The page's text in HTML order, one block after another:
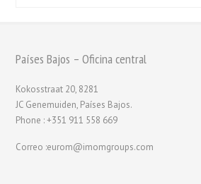
Países Bajos – Oficina central
Kokosstraat 20, 8281
JC Genemuiden, Países Bajos.
Phone : +351 911 558 669
Correo :eurom@imomgroups.com